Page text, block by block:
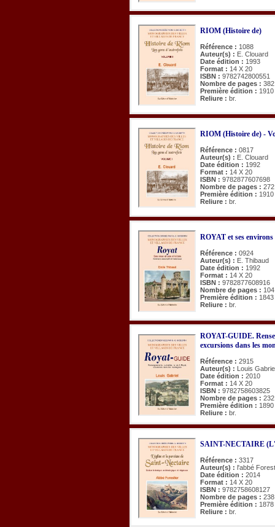
RIOM (Histoire de)
Référence : 1088
Auteur(s) : E. Clouard
Date édition : 1993
Format : 14 X 20
ISBN : 9782742800551
Nombre de pages : 382
Première édition : 1910
Reliure : br.
RIOM (Histoire de) -
Référence : 0817
Auteur(s) : E. Clouard
Date édition : 1992
Format : 14 X 20
ISBN : 9782877607698
Nombre de pages : 272
Première édition : 1910
Reliure : br.
ROYAT et ses environs
Référence : 0924
Auteur(s) : E. Thibaud
Date édition : 1992
Format : 14 X 20
ISBN : 9782877608916
Nombre de pages : 104
Première édition : 1843
Reliure : br.
ROYAT-GUIDE.
excursions dans les
Référence : 2915
Auteur(s) : Louis
Date édition : 2010
Format : 14 X 20
ISBN : 9782758603825
Nombre de pages : 232
Première édition : 1890
Reliure : br.
SAINT-NECTAIRE
Référence : 3317
Auteur(s) : l'abbé
Date édition : 2014
Format : 14 X 20
ISBN : 9782758608127
Nombre de pages : 238
Première édition : 1878
Reliure : br.